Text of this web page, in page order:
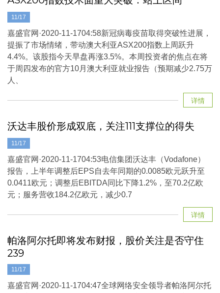
11/17
嘉盛官网·2020-11-1704:58新冠病毒疫苗取得突破性进展，
提振了市场情绪，带动澳大利亚ASX200指数上周跃升
4.4%。该股指今天早盘再涨3.5%。本周投资者的焦点在将
于周四发布的官方10月澳大利亚就业报告（预期减少2.75万
人、
详情
11/17
沃达丰股价形成双底，关注111支撑位的得失
嘉盛官网·2020-11-1704:53电信集团沃达丰（Vodafone）
报告，上半年调整后EPS自去年同期的0.0085欧元跃升至
0.0411欧元；调整后EBITDA同比下降1.2%，至70.2亿欧
元；服务营收184.2亿欧元，减少0.7
详情
11/17
帕洛阿尔托即将发布财报，股价关注是否守住
239
嘉盛官网·2020-11-1704:47全球网络安全领导者帕洛阿尔托